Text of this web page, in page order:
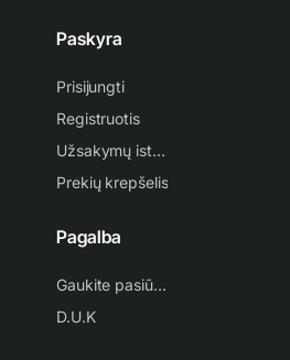
Paskyra
Prisijungti
Registruotis
Užsakymų istorija
Prekių krepšelis
Pagalba
Gaukite pasiūlymą
D.U.K